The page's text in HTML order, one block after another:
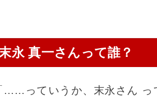
永 真一さんって誰？
……っていうか、末永さん っ